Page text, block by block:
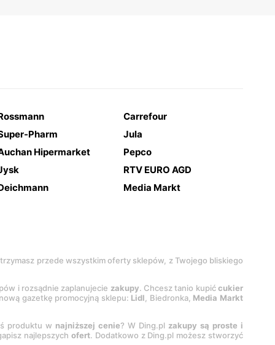
Carrefour
Pharm
Jula
Hipermarket
Pepco
RTV EURO AGD
Media Markt
przede wszystkim oferty sklepów, z Twojego bliskiego
i rozsądnie zaplanujecie zakupy. Chcesz tanio kupićcukier
gazetkę promocyjną sklepu: Lidl, Biedronka, Media Markt
produktu w najniższej cenie? W Ding.pl zakupy są proste i
najlepszychofert. Dodatkowo z Ding.pl możesz stworzyć